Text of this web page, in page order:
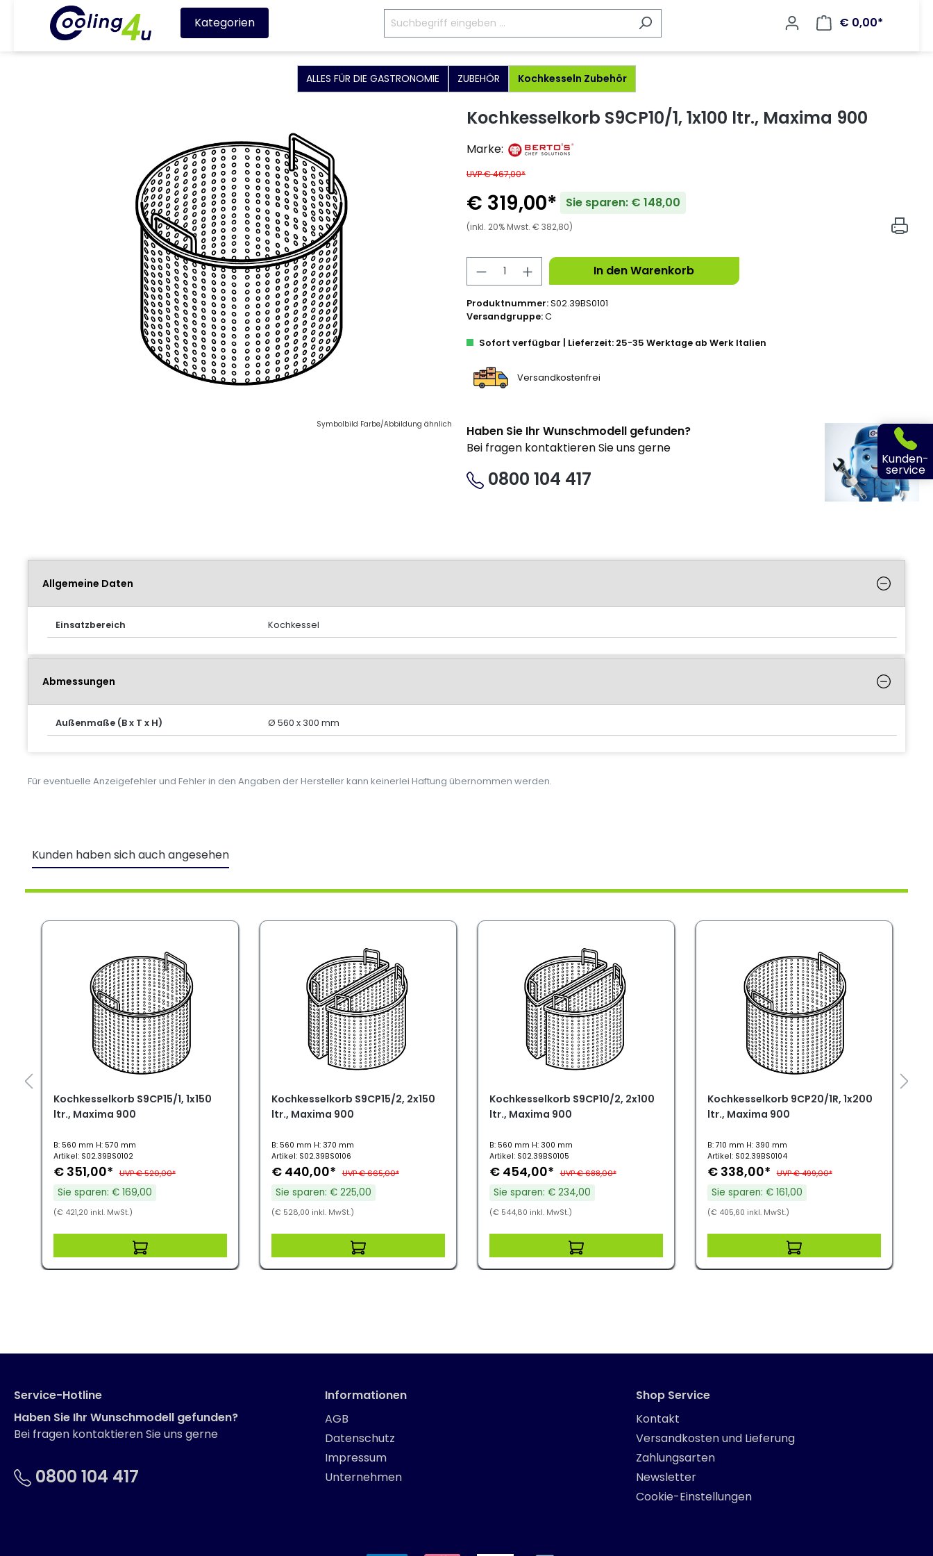
Kunden-
service
Kategorien € 0,00*
ALLES FÜR DIE GASTRONOMIE ZUBEHÖR Kochkesseln Zubehör
Symbolbild Farbe/Abbildung ähnlich
Kochkesselkorb S9CP10/1, 1x100 ltr., Maxima 900
Marke:
UVP € 467,00*
€ 319,00* Sie sparen: € 148,00
(inkl. 20% Mwst. € 382,80)
In den Warenkorb
Produktnummer:S02.39BS0101
Versandgruppe:C
Sofort verfügbar | Lieferzeit: 25-35 Werktage ab Werk Italien
Versandkostenfrei
Haben Sie Ihr Wunschmodell gefunden?
Bei fragen kontaktieren Sie uns gerne
0800 104 417
Allgemeine Daten
Einsatzbereich Kochkessel
Abmessungen
Außenmaße (B x T x H) Ø 560 x 300 mm
Für eventuelle Anzeigefehler und Fehler in den Angaben der Hersteller kann keinerlei Haftung übernommen werden.
Kunden haben sich auch angesehen
Kochkesselkorb S9CP15/1, 1x150
ltr., Maxima 900
B: 560 mm H: 570 mm
Artikel: S02.39BS0102
€ 351,00* UVP € 520,00*
Sie sparen: € 169,00
(€ 421,20 inkl. MwSt.)
Kochkesselkorb S9CP15/2, 2x150
ltr., Maxima 900
B: 560 mm H: 370 mm
Artikel: S02.39BS0106
€ 440,00* UVP € 665,00*
Sie sparen: € 225,00
(€ 528,00 inkl. MwSt.)
Kochkesselkorb S9CP10/2, 2x100
ltr., Maxima 900
B: 560 mm H: 300 mm
Artikel: S02.39BS0105
€ 454,00* UVP € 688,00*
Sie sparen: € 234,00
(€ 544,80 inkl. MwSt.)
Kochkesselkorb 9CP20/1R, 1x200
ltr., Maxima 900
B: 710 mm H: 390 mm
Artikel: S02.39BS0104
€ 338,00* UVP € 499,00*
Sie sparen: € 161,00
(€ 405,60 inkl. MwSt.)
Service-Hotline
Haben Sie Ihr Wunschmodell gefunden?
Bei fragen kontaktieren Sie uns gerne
0800 104 417
Informationen
AGB
Datenschutz
Impressum
Unternehmen
Shop Service
Kontakt
Versandkosten und Lieferung
Zahlungsarten
Newsletter
Cookie-Einstellungen